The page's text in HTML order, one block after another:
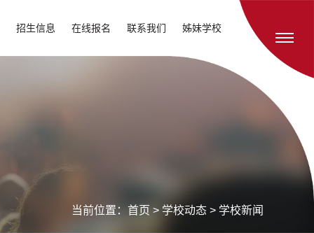
招生信息 在线报名 联系我们 姊妹学校
当前位置： 首页 > 学校动态 > 学校新闻